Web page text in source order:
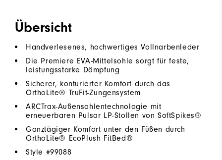
Übersicht
Handverlesenes, hochwertiges Vollnarbenleder
Die Premiere EVA-Mittelsohle sorgt für feste,
leistungsstarke Dämpfung
Sicherer, konturierter Komfort durch das
OrthoLite® TruFit-Zungensystem
ARCTrax-Außensohlentechnologie mit
erneuerbaren Pulsar LP-Stollen von SoftSpikes®
Ganztägiger Komfort unter den Füßen durch
OrthoLite® EcoPlush FitBed®
Style #99088